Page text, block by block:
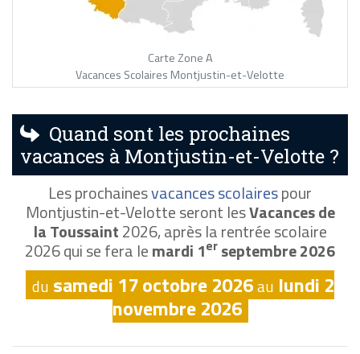
Carte Zone A
Vacances Scolaires Montjustin-et-Velotte
Quand sont les prochaines
vacances à Montjustin-et-Velotte ?
Les prochainesvacances scolairespour
Montjustin-et-Velotte seront lesVacances de
la Toussaint2026, après la rentrée scolaire
2026 qui se fera lemardi 1er septembre 2026
du samedi 17 octobre 2026au lundi 2
novembre 2026